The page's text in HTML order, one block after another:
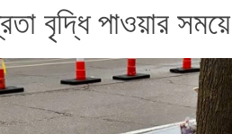
বৃদ্ধি পাওয়ার